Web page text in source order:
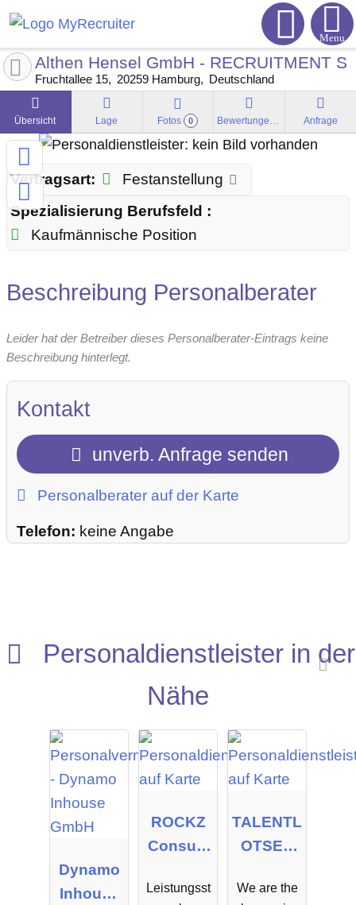
Menu
Althen Hensel GmbH - RECRUITMENT
Fruchtallee 15 20259 Hamburg Deutschland
Übersicht Lage Fotos 0 Bewertungen Anfrage
Vertragsart:
Festanstellung
Spezialisierung Berufsfeld :
Kaufmännische Position
Beschreibung Personalberater
Leider hat der Betreiber dieses Personalberater-Eintrags keine
Beschreibung hinterlegt.
Kontakt
unverb. Anfrage senden
Personalberater auf der Karte
Telefon: keine Angabe
Personaldienstleister in der
Nähe
Dynamo
Inhouse
ROCKZ
Consulti
Leistungsst
TALENTL
OTSEN
We are the